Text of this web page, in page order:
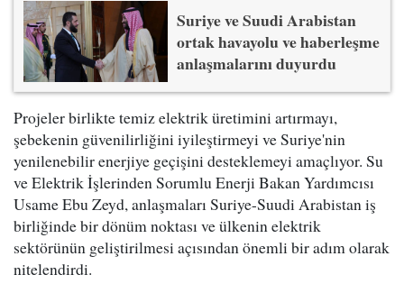
Suriye ve Suudi Arabistan
ortak havayolu ve haberleşme
anlaşmalarını duyurdu
Projeler birlikte temiz elektrik üretimini artırmayı,
şebekenin güvenilirliğini iyileştirmeyi ve Suriye'nin
yenilenebilir enerjiye geçişini desteklemeyi amaçlıyor. Su
ve Elektrik İşlerinden Sorumlu Enerji Bakan Yardımcısı
Usame Ebu Zeyd, anlaşmaları Suriye-Suudi Arabistan iş
birliğinde bir dönüm noktası ve ülkenin elektrik
sektörünün geliştirilmesi açısından önemli bir adım olarak
nitelendirdi.